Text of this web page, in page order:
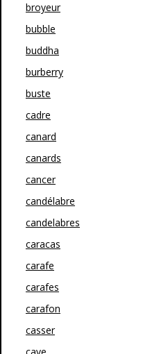
broyeur
bubble
buddha
burberry
buste
cadre
canard
canards
cancer
candélabre
candelabres
caracas
carafe
carafes
carafon
casser